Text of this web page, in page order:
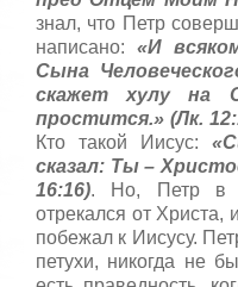
знал, что Петр
написано:«И
Сына
скажет хулу на
простится.» (Лк.
Кто такой Иисус:
сказал: Ты –
16:16). Но, Петр в
отрекался от Христа,
побежал к Иисусу.
петухи, никогда не